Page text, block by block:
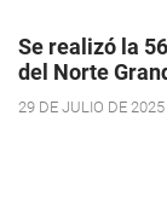
Se realizó la
del Norte
29 DE JULIO DE